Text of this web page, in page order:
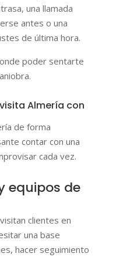
una llamada
antes o una
de última hora.
poder sentarte
Almería con
de forma
contar con una
cada vez.
equipos de
clientes en
una base
hacer seguimiento